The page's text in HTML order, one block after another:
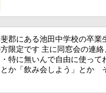
郡にある池田中学校の卒業
限定です 主に同窓会の連絡
特に無いんで自由に使っ
か「飲み会しよう」とか